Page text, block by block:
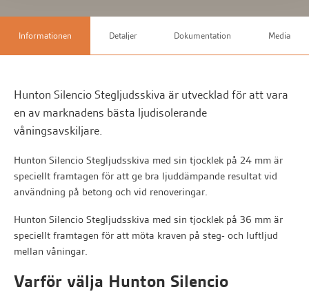
Informationen Detaljer Dokumentation Media
Hunton Silencio Stegljudsskiva är utvecklad för att vara
en av marknadens bästa ljudisolerande
våningsavskiljare.
Hunton Silencio Stegljudsskiva med sin tjocklek på 24 mm är
speciellt framtagen för att ge bra ljuddämpande resultat vid
användning på betong och vid renoveringar.
Hunton Silencio Stegljudsskiva med sin tjocklek på 36 mm är
speciellt framtagen för att möta kraven på steg- och luftljud
mellan våningar.
Varför välja Hunton Silencio